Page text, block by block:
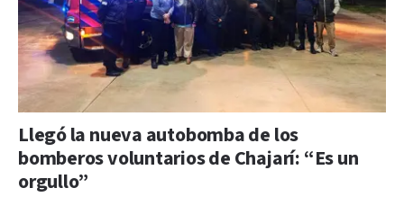
Llegó la nueva autobomba de los
bomberos voluntarios de Chajarí: “Es un
orgullo”